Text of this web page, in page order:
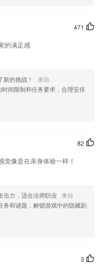
的问题。
喜欢这款软件，您可以到应用
帮助我们更好的对产品进行优
471
的满足感
新的挑战！
来自
间限制和任务要求，合理安排
82
像是在亲身体验一样！
击力，适合法师职业 来自
务和谜题，解锁游戏中的隐藏剧
3